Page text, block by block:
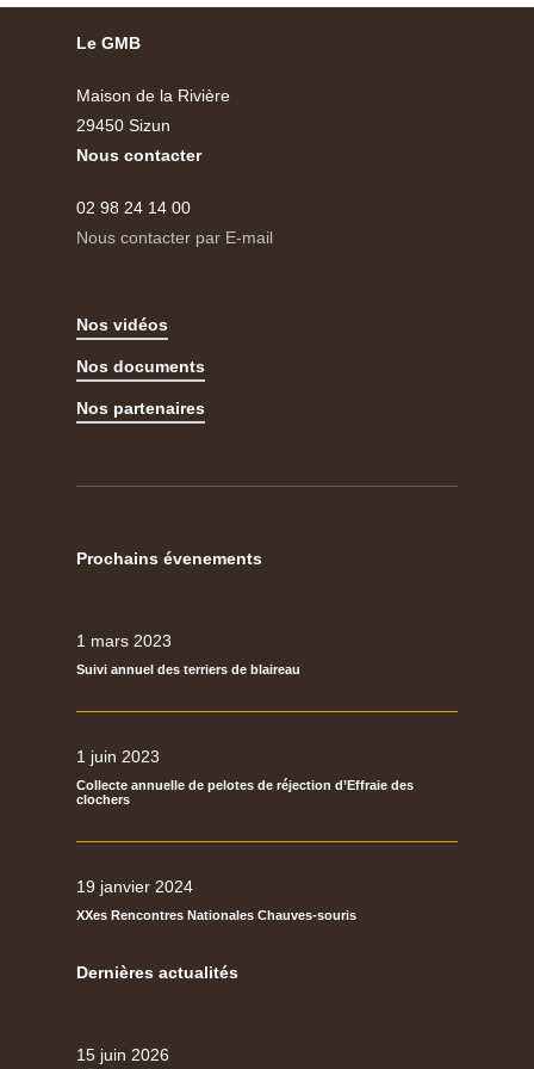
Le GMB
Maison de la Rivière
29450 Sizun
Nous contacter
02 98 24 14 00
Nous contacter par E-mail
Nos vidéos
Nos documents
Nos partenaires
Prochains évenements
1 mars 2023
Suivi annuel des terriers de blaireau
1 juin 2023
Collecte annuelle de pelotes de réjection d’Effraie des
clochers
19 janvier 2024
XXes Rencontres Nationales Chauves-souris
Dernières actualités
15 juin 2026